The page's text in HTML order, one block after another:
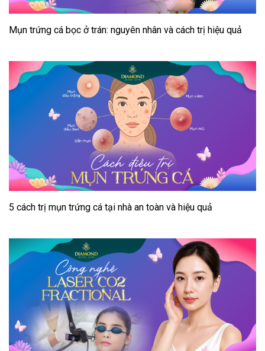
Mụn trứng cá bọc ở trán: nguyên nhân và cách trị hiệu quả
5 cách trị mụn trứng cá tại nhà an toàn và hiệu quả